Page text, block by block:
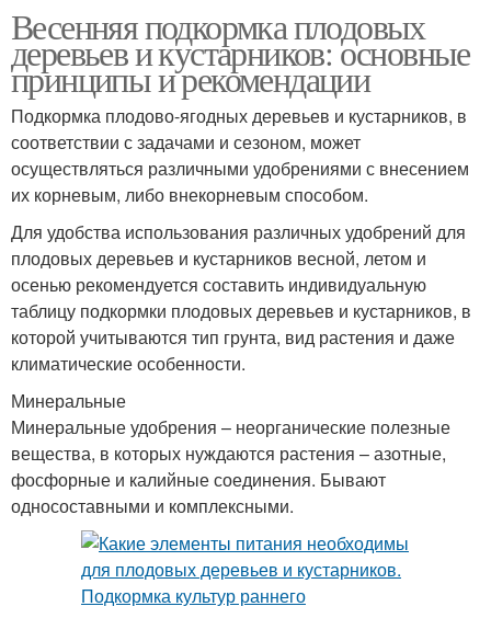
Весенняя подкормка плодовых
деревьев и кустарников: основные
принципы и рекомендации
Подкормка плодово-ягодных деревьев и кустарников, в
соответствии с задачами и сезоном, может
осуществляться различными удобрениями с внесением
их корневым, либо внекорневым способом.
Для удобства использования различных удобрений для
плодовых деревьев и кустарников весной, летом и
осенью рекомендуется составить индивидуальную
таблицу подкормки плодовых деревьев и кустарников, в
которой учитываются тип грунта, вид растения и даже
климатические особенности.
Минеральные
Минеральные удобрения – неорганические полезные
вещества, в которых нуждаются растения – азотные,
фосфорные и калийные соединения. Бывают
односоставными и комплексными.